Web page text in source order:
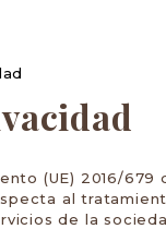
(UE) 2016/
al
de la